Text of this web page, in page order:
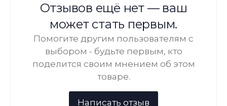
Отзывов ещё нет — ваш
может стать первым.
Помогите другим пользователям с
выбором - будьте первым, кто
поделится своим мнением об этом
товаре.